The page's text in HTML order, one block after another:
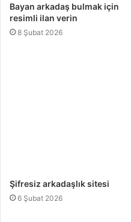
Bayan arkadaş bulmak için
resimli ilan verin
8 Şubat 2026
Şifresiz arkadaşlık sitesi
6 Şubat 2026